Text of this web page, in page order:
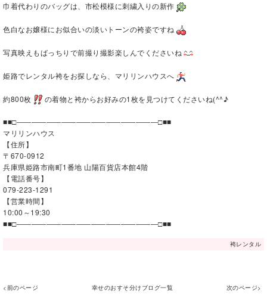
巾着代わりのバッグは、市松模様に刺繍入りの新作
色白なお嬢様にお似合いの淡いトーンの袴姿ですね
写真映えもばっちりで前撮り撮影楽しんでくださいね
姫路でレンタル袴をお探しなら、マリリンハウスへ
約800枚 の着物と袴からお好みの1枚を見つけてくださいね(^^♪
■■□―――――――――――――――――――□■■
マリリンハウス
【住所】
〒670-0912
兵庫県姫路市南町1番地 山陽百貨店本館4階
【電話番号】
079-223-1291
【営業時間】
10:00～19:30
■■□―――――――――――――――――――□■■
袴レンタル
<前のページ 幸せのおすそ分けブログ一覧 次のページ>